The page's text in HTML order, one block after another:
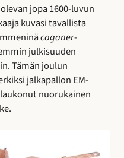
jopa 1600-luvun
kuvasi tavallista
caganer-
julkisuuden
Tämän joulun
jalkapallon EM-
nuorukainen